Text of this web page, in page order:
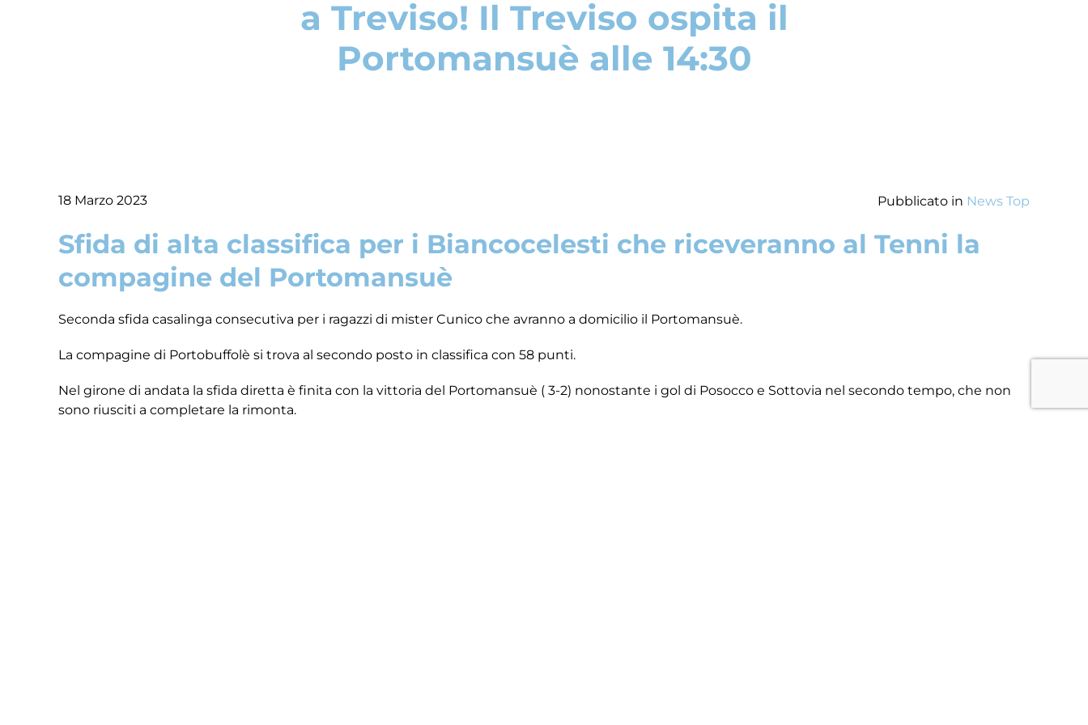
a Treviso! Il Treviso ospita il
Portomansuè alle 14:30
18 Marzo 2023 Pubblicato in News Top
Sfida di alta classifica per i Biancocelesti che riceveranno al Tenni la
compagine del Portomansuè
Seconda sfida casalinga consecutiva per i ragazzi di mister Cunico che avranno a domicilio il Portomansuè.
La compagine di Portobuffolè si trova al secondo posto in classifica con 58 punti.
Nel girone di andata la sfida diretta è finita con la vittoria del Portomansuè ( 3-2) nonostante i gol di Posocco e Sottovia nel secondo tempo, che non
sono riusciti a completare la rimonta.